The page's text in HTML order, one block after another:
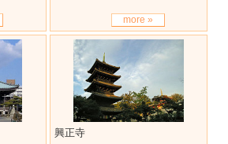
more »
興正寺